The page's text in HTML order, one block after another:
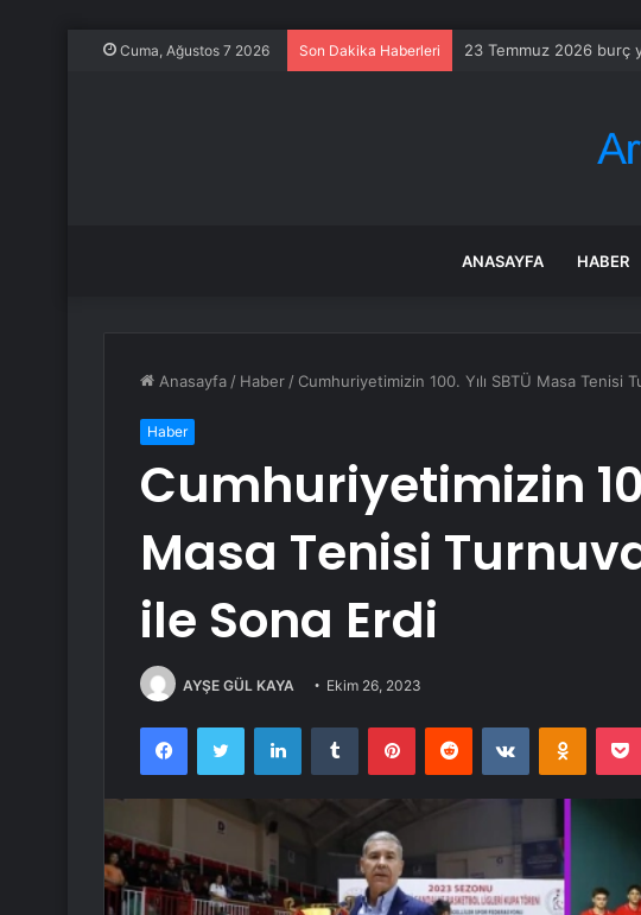
Cuma, Ağustos 7 2026 Son Dakika Haberleri Türkiye ile Vietnam
ANASAYFA HABER
Anasayfa / Haber / Cumhuriyetimizin 100. Yılı SBTÜ Masa Tenisi
Haber
Cumhuriyetimizin
Masa Tenisi
ile Sona Erdi
AYŞE GÜL KAYA Ekim 26, 2023
FacebookTwitter LinkedInTumblr PinterestReddit VKontakte